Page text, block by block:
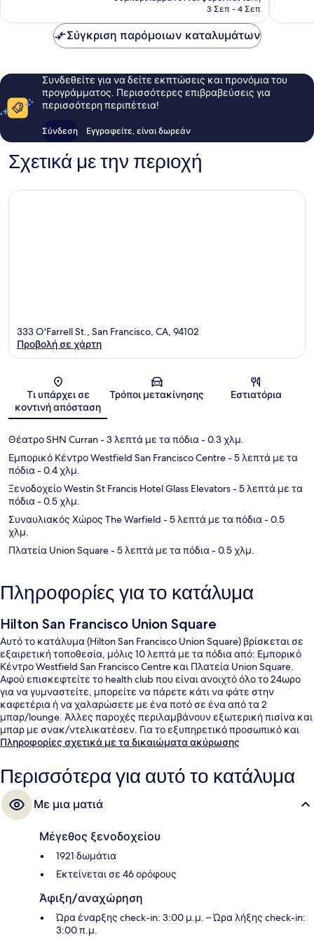
είναι
3 Σεπ - 4 Σεπ
Σύγκριση παρόμοιων καταλυμάτων
Συνδεθείτε για να δείτε εκπτώσεις και προνόμια του
προγράμματος. Περισσότερες επιβραβεύσεις για
περισσότερη περιπέτεια!
Σύνδεση Εγγραφείτε, είναι δωρεάν
Σχετικά με την περιοχή
Χάρτης
333 O'Farrell St., San Francisco, CA, 94102
Προβολή σε χάρτη
Τι υπάρχει σε
κοντινή απόσταση
Τρόποι μετακίνησης Εστιατόρια
Θέατρο SHN Curran- 3 λεπτά με τα πόδια- 0.3 χλμ.
Εμπορικό Κέντρο Westfield San Francisco Centre- 5 λεπτά με τα
πόδια- 0.4 χλμ.
Ξενοδοχείο Westin St Francis Hotel Glass Elevators- 5 λεπτά με τα
πόδια- 0.5 χλμ.
Συναυλιακός Χώρος The Warfield - 5 λεπτά με τα πόδια- 0.5
χλμ.
Πλατεία Union Square- 5 λεπτά με τα πόδια- 0.5 χλμ.
Πληροφορίες για το κατάλυμα
Hilton San Francisco Union Square
Αυτό το κατάλυμα (Hilton San Francisco Union Square) βρίσκεται σε
εξαιρετική τοποθεσία, μόλις 10 λεπτά με τα πόδια από: Εμπορικό
Κέντρο Westfield San Francisco Centre και Πλατεία Union Square.
Αφού επισκεφτείτε το health club που είναι ανοιχτό όλο το 24ωρο
για να γυμναστείτε, μπορείτε να πάρετε κάτι να φάτε στην
καφετέρια ή να χαλαρώσετε με ένα ποτό σε ένα από τα 2
μπαρ/lounge. Άλλες παροχές περιλαμβάνουν εξωτερική πισίνα και
μπαρ με σνακ/ντελικατέσεν. Για το εξυπηρετικό προσωπικό και
την τοποθεσία το κατάλυμα λαμβάνει καλή βαθμολογία από τους
τα πόδια από τα μέσα μαζικής μεταφοράς: το σημείο επιβίβασης
Στάση Powell St & O'Farrell St βρίσκεται σε απόσταση 3 λεπτών και
το σημείο επιβίβασης Στάση Powell St & Geary Blvd βρίσκεται σε
απόσταση 4 λεπτών.
Πληροφορίες σχετικά με τα δικαιώματα ακύρωσης
Περισσότερα για αυτό το κατάλυμα
Με μια ματιά
Μέγεθος ξενοδοχείου
1921 δωμάτια
Εκτείνεται σε 46 ορόφους
Άφιξη/αναχώρηση
Ώρα έναρξης check-in: 3:00 μ.μ. – Ώρα λήξης check-in:
3:00 π.μ.